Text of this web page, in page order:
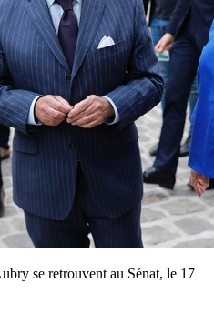
se retrouvent au Sénat, le 17